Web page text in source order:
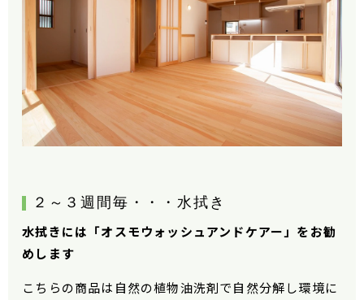
２～３週間毎・・・水拭き
水拭きには「オスモウォッシュアンドケアー」をお勧
めします
こちらの商品は自然の植物油洗剤で自然分解し環境に